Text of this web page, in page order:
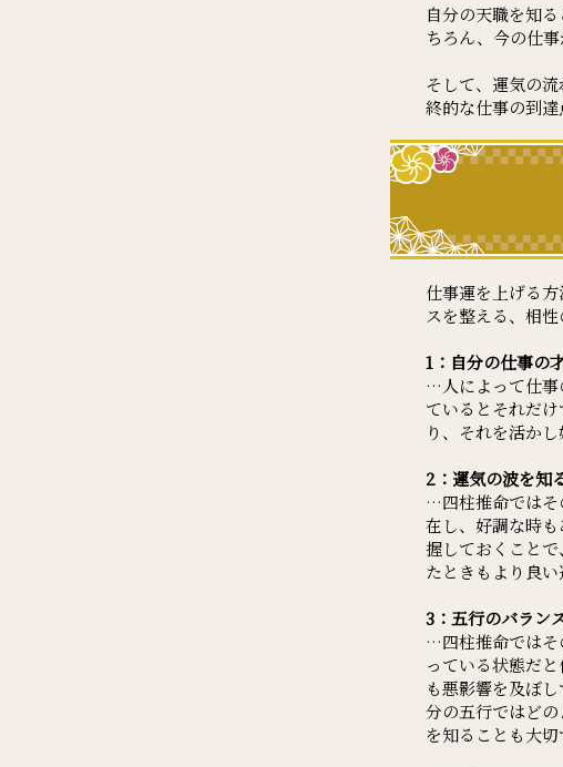
自分の天職を知
ちろん、今の仕
そして、運気の
終的な仕事の到達
仕事運を上げる
スを整える、相
1：自分の仕事の
…人によって仕事
ているとそれだ
り、それを活かし
2：運気の波を知
…四柱推命ではそ
在し、好調な時
握しておくこと
たときもより良
3：五行のバラン
…四柱推命ではそ
っている状態だ
も悪影響を及ぼ
分の五行ではど
を知ることも大切